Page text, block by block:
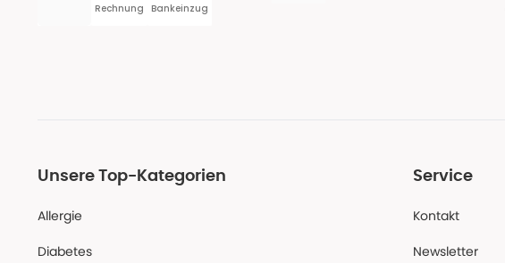
Rechnung Bankeinzug
Unsere Top-Kategorien
Allergie
Diabetes
Service
Kontakt
Newsletter